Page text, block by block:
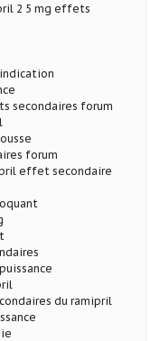
2 5 mg effets
secondaires forum
forum
effet secondaire
du ramipril